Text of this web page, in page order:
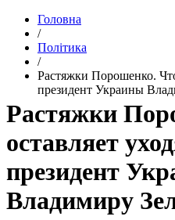
Головна
/
Політика
/
​Растяжки Порошенко.
президент Украины
​Растяжки
оставляет
президент
Владимиру